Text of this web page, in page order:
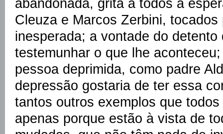
abandonada, grita a todos a
Cleuza e Marcos Zerbini, tocados
inesperada; a vontade do
testemunhar o que lhe
pessoa deprimida, como padre
depressão gostaria de ter essa
tantos outros exemplos que
apenas porque estão à vista de